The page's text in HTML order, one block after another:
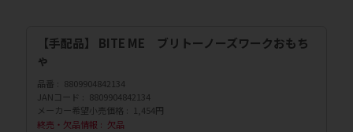
【手配品】 BITE ME ブリトーノーズワークおもち
ゃ
品番
8809904842134
JANコード
8809904842134
メーカー希望小売価格
1,454円
終売・欠品情報
欠品